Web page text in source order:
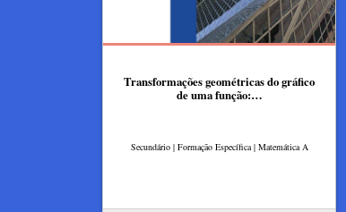
Transformações geométricas do gráfico
de uma função:…
Secundário | Formação Específica | Matemática A